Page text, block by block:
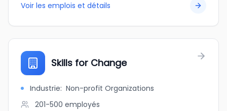
Voir les emplois et détails
Skills for Change
Industrie: Non-profit Organizations
201-500 employés